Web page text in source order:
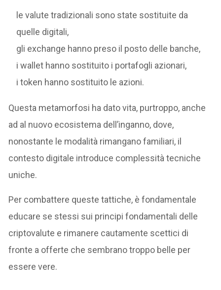
le valute tradizionali sono state sostituite da
quelle digitali,
gli exchange hanno preso il posto delle banche,
i wallet hanno sostituito i portafogli azionari,
i token hanno sostituito le azioni.
Questa metamorfosi ha dato vita, purtroppo, anche
ad al nuovo ecosistema dell’inganno, dove,
nonostante le modalità rimangano familiari, il
contesto digitale introduce complessità tecniche
uniche.
Per combattere queste tattiche, è fondamentale
educare se stessi sui principi fondamentali delle
criptovalute e rimanere cautamente scettici di
fronte a offerte che sembrano troppo belle per
essere vere.